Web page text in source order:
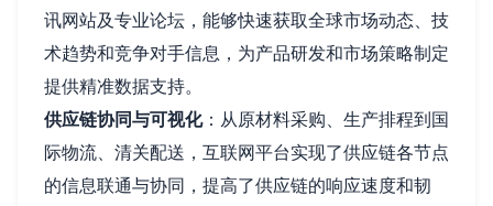
讯网站及专业论坛，能够快速获取全球市场动态、技
术趋势和竞争对手信息，为产品研发和市场策略制定
提供精准数据支持。
供应链协同与可视化：从原材料采购、生产排程到国
际物流、清关配送，互联网平台实现了供应链各节点
的信息联通与协同，提高了供应链的响应速度和韧